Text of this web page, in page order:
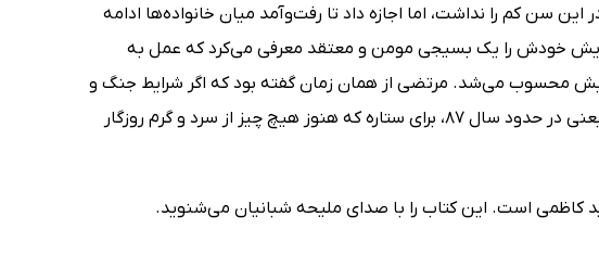
سن کم را نداشت، اما اجازه داد تا رفت‌وآمد میان خانواده‌ها ادامه
خودش را یک بسیجی مومن و معتقد معرفی می‌کرد که عمل به
محسوب می‌شد. مرتضی از همان زمان گفته بود که اگر شرایط جنگ و
جهاد میسر شود از این کار دریغ نمی‌کند و این حرف در آن زمان، یعنی در حدود سال 87، برای ستاره که هنوز هیچ چیز از سرد و گرم روزگار
کاظمی است. این کتاب را با صدای ملیحه شبانیان می‌شنوید.